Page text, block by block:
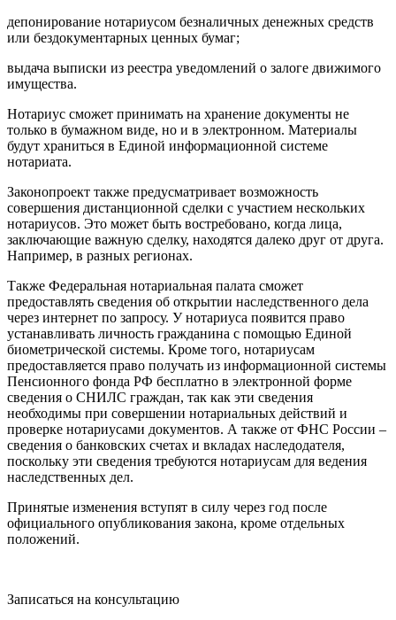
депонирование нотариусом безналичных денежных средств
или бездокументарных ценных бумаг;
выдача выписки из реестра уведомлений о залоге движимого
имущества.
Нотариус сможет принимать на хранение документы не
только в бумажном виде, но и в электронном. Материалы
будут храниться в Единой информационной системе
нотариата.
Законопроект также предусматривает возможность
совершения дистанционной сделки с участием нескольких
нотариусов. Это может быть востребовано, когда лица,
заключающие важную сделку, находятся далеко друг от друга.
Например, в разных регионах.
Также Федеральная нотариальная палата сможет
предоставлять сведения об открытии наследственного дела
через интернет по запросу. У нотариуса появится право
устанавливать личность гражданина с помощью Единой
биометрической системы. Кроме того, нотариусам
предоставляется право получать из информационной системы
Пенсионного фонда РФ бесплатно в электронной форме
сведения о СНИЛС граждан, так как эти сведения
необходимы при совершении нотариальных действий и
проверке нотариусами документов. А также от ФНС России –
сведения о банковских счетах и вкладах наследодателя,
поскольку эти сведения требуются нотариусам для ведения
наследственных дел.
Принятые изменения вступят в силу через год после
официального опубликования закона, кроме отдельных
положений.
Записаться на консультацию